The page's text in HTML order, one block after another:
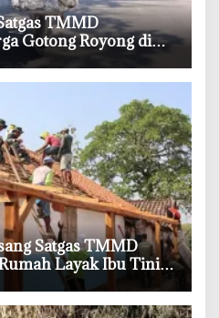
TMMD
Gotong Royong di
Satgas TMMD
Layak Ibu Tini